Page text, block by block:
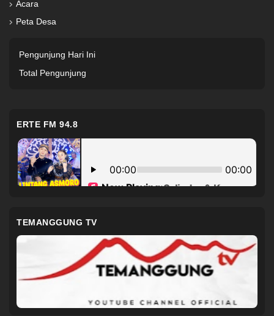
Acara
Peta Desa
Pengunjung Hari Ini
Total Pengunjung
ERTE FM 94.8
TEMANGGUNG TV